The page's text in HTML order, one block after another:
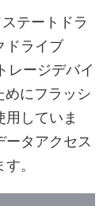
テートドラ
ドライブ
レージデバイ
めにフラッシ
用していま
タアクセス
。